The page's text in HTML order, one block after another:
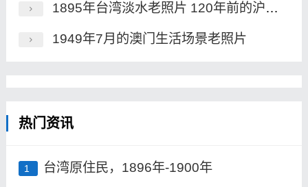
1895年台湾淡水老照片 120年前的沪尾炮台及市街风貌
1949年7月的澳门生活场景老照片
热门资讯
1 台湾原住民，1896年-1900年